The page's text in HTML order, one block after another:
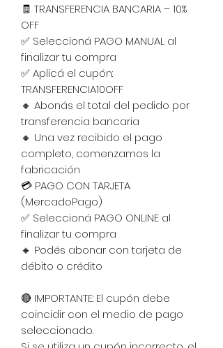
🧾 TRANSFERENCIA BANCARIA – 10%
OFF
✅ Seleccioná PAGO MANUAL al
finalizar tu compra
✅ Aplicá el cupón:
TRANSFERENCIA10OFF
🔸 Abonás el total del pedido por
transferencia bancaria
🔸 Una vez recibido el pago
completo, comenzamos la
fabricación
💳 PAGO CON TARJETA
(MercadoPago)
✅ Seleccioná PAGO ONLINE al
finalizar tu compra
🔸 Podés abonar con tarjeta de
débito o crédito
🔴 IMPORTANTE: El cupón debe
coincidir con el medio de pago
seleccionado.